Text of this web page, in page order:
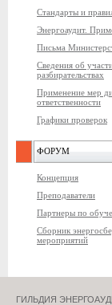
Стандарты и
Энергоаудит.
Письма
Сведения об
разбирательствах
Применение мер
ответственности
Графики проверок
ФОРУМ
Концепция
Преподаватели
Партнеры по
Сборник
мероприятий
ГИЛЬДИЯ